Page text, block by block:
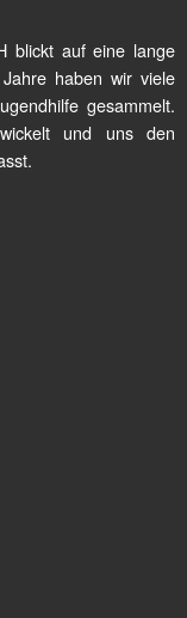
blickt auf eine lange
haben wir viele
gesammelt.
und uns den